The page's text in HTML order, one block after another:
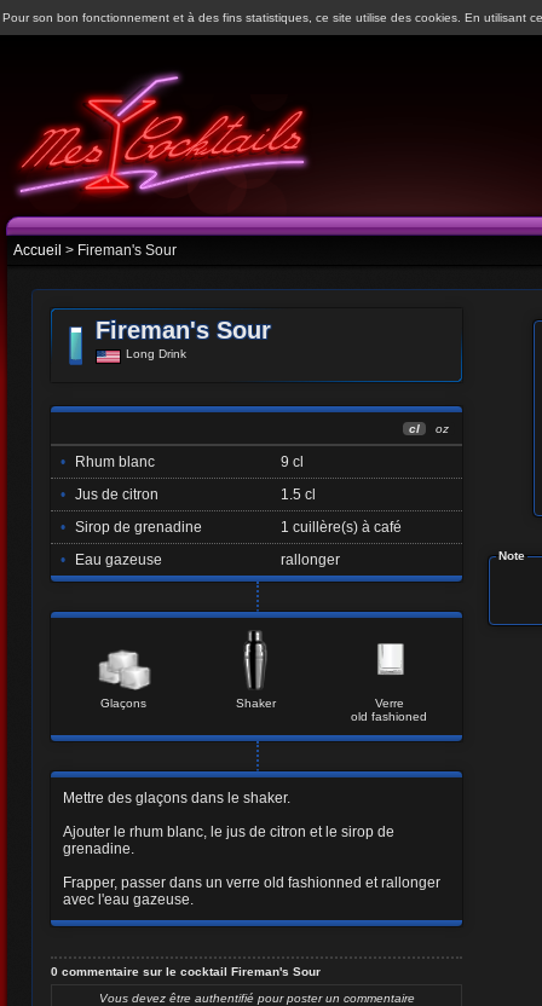
Pour son bon fonctionnement et à des fins statistiques, ce site utilise des cookies. En utilisant
Accueil > Fireman's Sour
Fireman's Sour
Long Drink
oz
cl
• Rhum blanc
9 cl
• Jus de citron
1.5 cl
• Sirop de grenadine
1 cuillère(s) à café
•
Eau gazeuse rallonger
Glaçons Shaker
Verre
old fashioned
Mettre des glaçons dans le shaker.
Ajouter le rhum blanc, le jus de citron et le sirop de
grenadine.
Frapper, passer dans un verre old fashionned et rallonger
avec l'eau gazeuse.
0 commentaire sur le cocktail Fireman's Sour
Vous devez être authentifié pour poster un commentaire
Note